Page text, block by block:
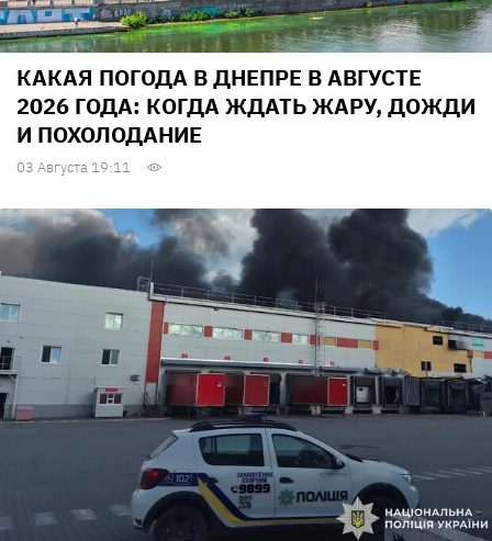
КАКАЯ ПОГОДА В ДНЕПРЕ В АВГУСТЕ
2026 ГОДА: КОГДА ЖДАТЬ ЖАРУ, ДОЖДИ
И ПОХОЛОДАНИЕ
03 Августа 19:11